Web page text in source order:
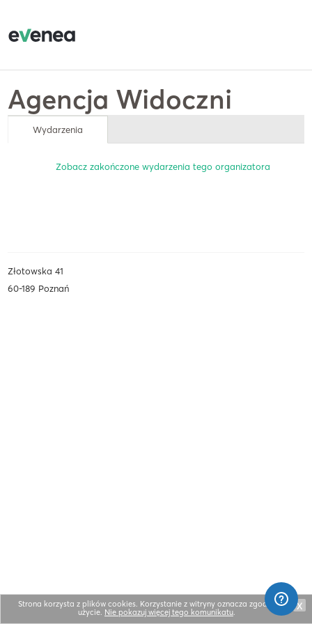
Agencja Widoczni
Wydarzenia
Zobacz zakończone wydarzenia tego organizatora
Złotowska 41
60-189 Poznań
Strona korzysta z plików cookies. Korzystanie z witryny oznacza zgodę na ich
użycie. Nie pokazuj więcej tego komunikatu.
X